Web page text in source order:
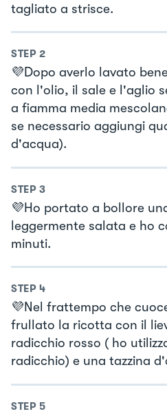
tagliato a strisce.
STEP 2
💜Dopo averlo lavato
con l'olio, il sale e l'aglio
a fiamma media
se necessario aggiungi
d'acqua).
STEP 3
💜Ho portato a bollore
leggermente salata e ho
minuti.
STEP 4
💜Nel frattempo che
frullato la ricotta con il
radicchio rosso ( ho
radicchio) e una tazzina
STEP 5